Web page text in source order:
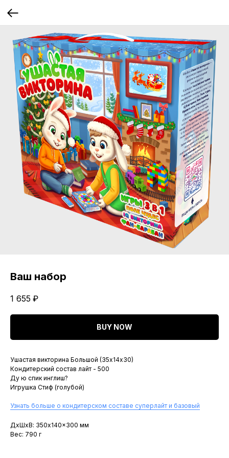
Ваш набор
1 655 ₽
BUY NOW
Ушастая викторина Большой (35х14х30)
Кондитерский состав лайт - 500
Ду ю спик инглиш?
Игрушка Стиф (голубой)
Узнать больше о кондитерском составе суперлайт и базовый
ДxШxВ: 350x140x300 мм
Вес: 790 г